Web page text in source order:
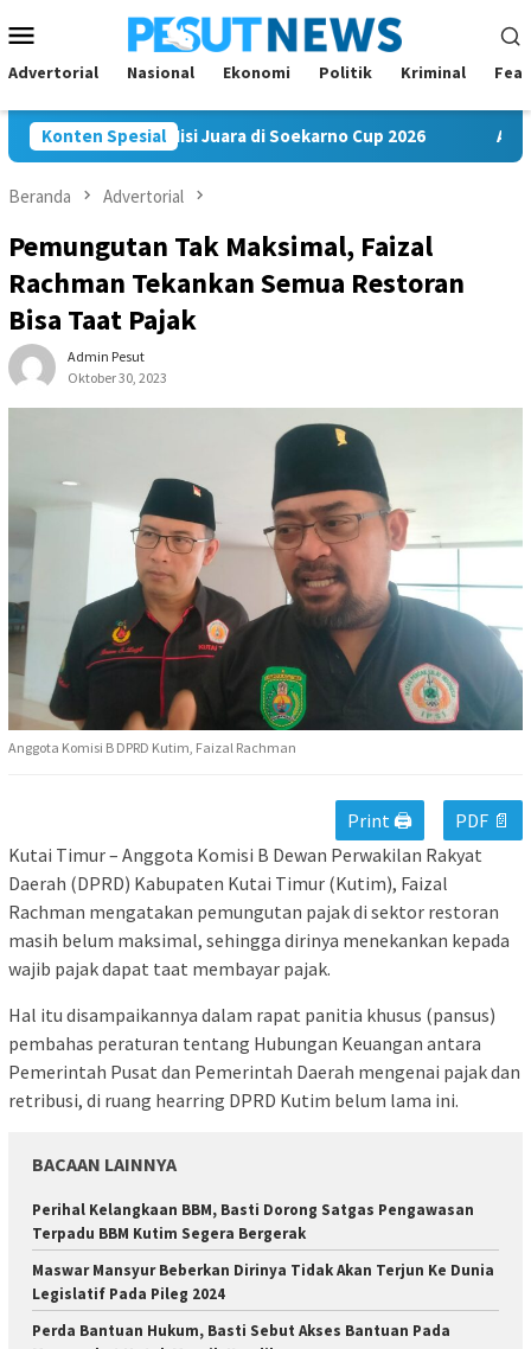
ke
kontenMobile
Advertorial Nasional Ekonomi Politik Kriminal
Konten Spesial
FC Bawa Misi Juara di Soekarno Cup 2026 Andi Satya
Beranda Advertorial
Pemungutan Tak Maksimal, Faizal
Rachman Tekankan Semua Restoran
Bisa Taat Pajak
Admin Pesut
Oktober 30, 2023
Anggota Komisi B DPRD Kutim, Faizal Rachman
Print 🖨
PDF 📄
Kutai Timur – Anggota Komisi B Dewan Perwakilan Rakyat
Daerah (DPRD) Kabupaten Kutai Timur (Kutim), Faizal
Rachman mengatakan pemungutan pajak di sektor restoran
masih belum maksimal, sehingga dirinya menekankan kepada
wajib pajak dapat taat membayar pajak.
Hal itu disampaikannya dalam rapat panitia khusus (pansus)
pembahas peraturan tentang Hubungan Keuangan antara
Pemerintah Pusat dan Pemerintah Daerah mengenai pajak dan
retribusi, di ruang hearring DPRD Kutim belum lama ini.
BACAAN LAINNYA
Perihal Kelangkaan BBM, Basti Dorong Satgas Pengawasan
Terpadu BBM Kutim Segera Bergerak
Maswar Mansyur Beberkan Dirinya Tidak Akan Terjun Ke Dunia
Legislatif Pada Pileg 2024
Perda Bantuan Hukum, Basti Sebut Akses Bantuan Pada